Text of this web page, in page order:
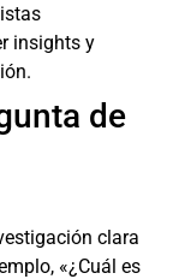
insights y
de
clara
«¿Cuál es